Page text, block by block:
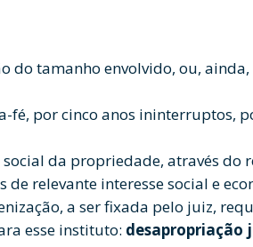
do tamanho envolvido, ou,
fé, por cinco anos ininterruptos,
da propriedade, através do
de relevante interesse social e
a ser fixada pelo juiz,
esse instituto: desapropriação